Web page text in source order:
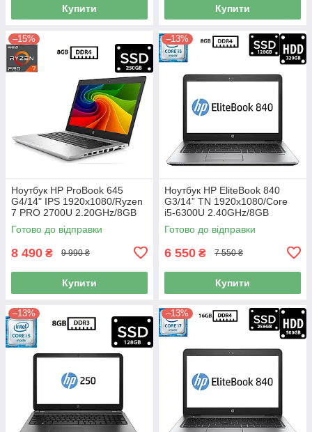
Купити Купити
–15%
Ноутбук HP ProBook 645
G4/14" IPS 1920x1080/Ryzen
7 PRO 2700U 2.20GHz/8GB
DDR4/SSD 250GB/AMD
Radeon Vega 10 Graphics
Готово до відправки
8 490 ₴ 9 990 ₴
Купити
–13%
Ноутбук HP EliteBook 840
G3/14” TN 1920x1080/Core
i5-6300U 2.40GHz/8GB
DDR4/SSD 128GB+HDD
320GB/HD Graphics 520/
Готово до відправки
6 550 ₴ 7 550 ₴
Купити
–13% –13%